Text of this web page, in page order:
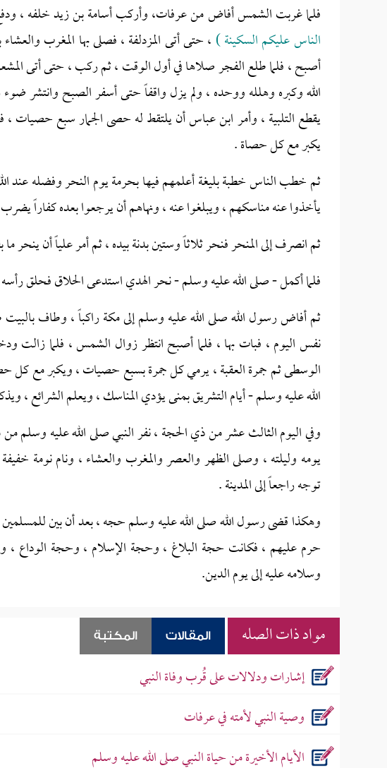
فلما غربت الشمس أفاض من عرفات، وأركب أسامة بن زيد خلفه ،
الناس عليكم السكينة ) ، حتى أتى المزدلفة ، فصلى بها المغرب
أصبح ، فلما طلع الفجر صلاها في أول الوقت ، ثم ركب ، حتى أتى
الله وكبره وهلله ووحده ، ولم يزل واقفاً حتى أسفر الصبح وانتشر
يقطع التلبية ، وأمر ابن عباس أن يلتقط له حصى الجمار سبع حصيات
يكبر مع كل حصاة .
ثم خطب الناس خطبة بليغة أعلمهم فيها بحرمة يوم النحر وفضله عند
يأخذوا عنه مناسكهم ، ويبلغوا عنه ، ونهاهم أن يرجعوا بعده كفاراً
ثم انصرف إلى المنحر فنحر ثلاثاً وستين بدنة بيده ، ثم أمر علياً أن ينحر ما
فلما أكمل - صلى الله عليه وسلم - نحر الهدي استدعى الحلاق فحلق
ثم أفاض رسول الله صلى الله عليه وسلم إلى مكة راكباً ، وطاف
نفس اليوم ، فبات بها ، فلما أصبح انتظر زوال الشمس ، فلما زالت
الوسطى ثم جمرة العقبة ، يرمي كل جمرة بسبع حصيات ، ويكبر مع كل
الله عليه وسلم - أيام التشريق بمنى يؤدي المناسك ، ويعلم الشرائع ،
وفي اليوم الثالث عشر من ذي الحجة ، نفر النبي صلى الله عليه وسلم
يومه وليلته ، وصلى الظهر والعصر والمغرب والعشاء ، ونام نومة
توجه راجعاً إلى المدينة .
وهكذا قضى رسول الله صلى الله عليه وسلم حجه ، بعد أن بين
حرم عليهم ، فكانت حجة البلاغ ، وحجة الإسلام ، وحجة الوداع ،
وسلامه عليه إلى يوم الدين.
مواد ذات الصله المقالات المكتبة
إشارات ودلالات على قُرب وفاة النبي
وصية النبي لأمته في عرفات
الأيام الأخيرة من حياة النبي صلى الله عليه وسلم